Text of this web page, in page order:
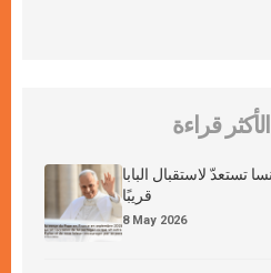
الأكثر قراءة
تستعدّ لاستقبال البابا
قريبًا
8 May 2026